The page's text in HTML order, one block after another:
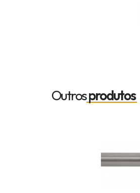
Outrosprodutos